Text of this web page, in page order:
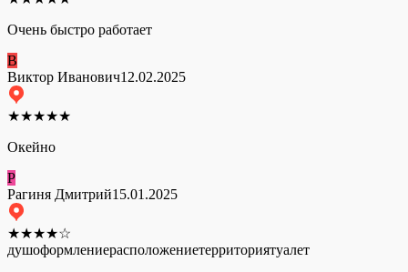
Очень быстро работает
В
Виктор Иванович12.02.2025
★★★★★
Окейно
Р
Рагиня Дмитрий15.01.2025
★★★★☆
душоформлениерасположениетерриториятуалет